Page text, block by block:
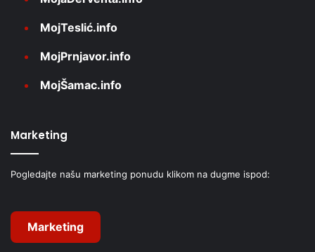
MojTeslić.info
MojPrnjavor.info
MojŠamac.info
Marketing
Pogledajte našu marketing ponudu klikom na dugme ispod:
Marketing